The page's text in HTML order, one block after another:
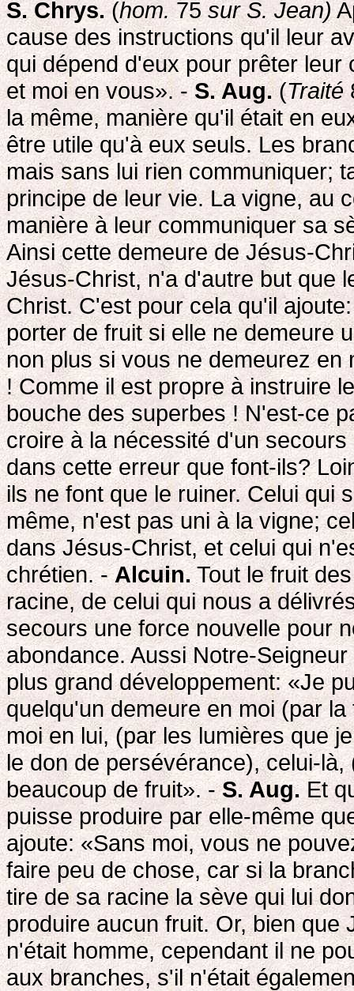
S. Chrys.(hom.75sur S. Jean)
cause des instructions qu'il leur
qui dépend d'eux pour prêter
et moi en vous». -S. Aug.(Traité
la même, manière qu'il était en
être utile qu'à eux seuls. Les
mais sans lui rien communiquer;
principe de leur vie. La vigne, au
manière à leur communiquer sa
Ainsi cette demeure de Jésus-
Jésus-Christ, n'a d'autre but que
Christ. C'est pour cela qu'il
porter de fruit si elle ne demeure
non plus si vous ne demeurez en
! Comme il est propre à instruire
bouche des superbes ! N'est-ce
croire à la nécessité d'un
dans cette erreur que font-ils?
ils ne font que le ruiner. Celui qui
même, n'est pas uni à la vigne;
dans Jésus-Christ, et celui qui
chrétien. -Alcuin.Tout le fruit
racine, de celui qui nous a
secours une force nouvelle pour
abondance. Aussi Notre-
plus grand développement: «Je
quelqu'un demeure en moi (par
moi en lui, (par les lumières que
le don de persévérance), celui-
beaucoup de fruit». -S. Aug.Et
puisse produire par elle-même
ajoute: «Sans moi, vous ne
faire peu de chose, car si la
tire de sa racine la sève qui lui
produire aucun fruit. Or, bien
n'était homme, cependant il ne
aux branches, s'il n'était